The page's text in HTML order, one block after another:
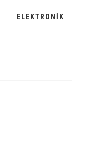
ELEKTRONIK